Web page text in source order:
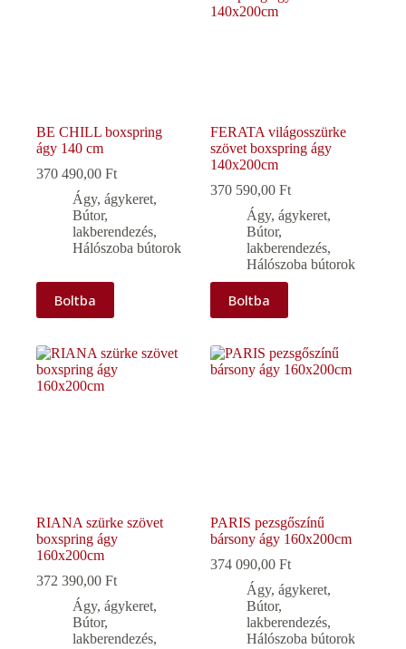
BE CHILL boxspring
ágy 140 cm
370 490,00 Ft
Ágy, ágykeret,
Bútor,
lakberendezés,
Hálószoba bútorok
Boltba
FERATA világosszürke
szövet boxspring ágy
140x200cm
370 590,00Ft
Ágy, ágykeret,
Bútor,
lakberendezés,
Hálószoba bútorok
Boltba
RIANA szürke szövet
boxspring ágy
160x200cm
372 390,00 Ft
Ágy, ágykeret,
Bútor,
lakberendezés,
PARIS pezsgőszínű
bársony ágy 160x200cm
374 090,00Ft
Ágy, ágykeret,
Bútor,
lakberendezés,
Hálószoba bútorok